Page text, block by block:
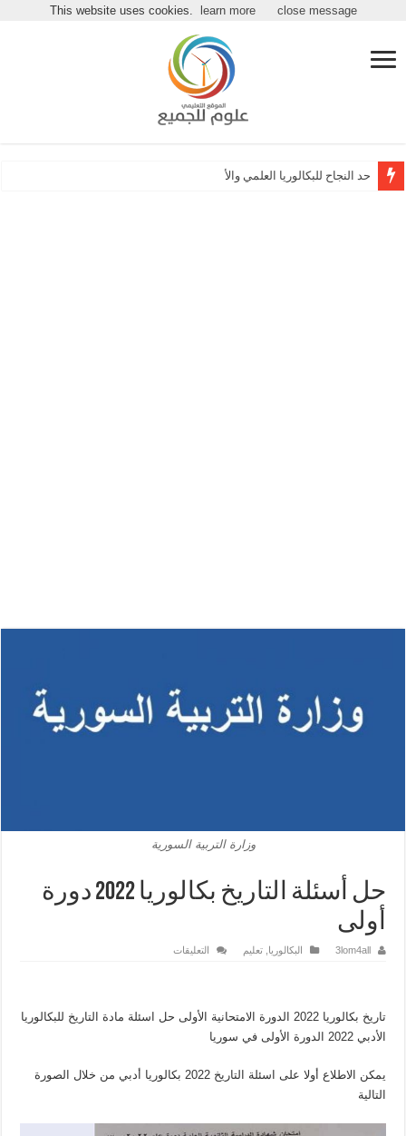
مرحباً بكـ بموقع علوم للجميع
حد النجاح للبكالوريا العلمي والأدبي
وزارة التربية السورية
حل أسئلة التاريخ بكالوريا 2022 دورة
أولى
3lom4all البكالوريا ,تعليم التعليقات
دورة
تاريخ بكالوريا 2022 الدورة الامتحانية الأولى حل اسئلة مادة التاريخ للبكالوريا
الأدبي 2022 الدورة الأولى في سوريا
يمكن الاطلاع أولا على اسئلة التاريخ 2022 بكالوريا أدبي من خلال الصورة
التالية
This website uses cookies. learn more close message